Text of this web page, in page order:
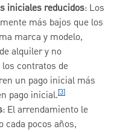
iniciales reducidos: Los
más bajos que los
marca y modelo,
alquiler y no
contratos de
un pago inicial más
pago inicial.[3]
: El arrendamiento le
pocos años,